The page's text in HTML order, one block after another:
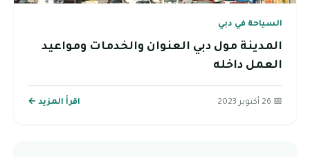
السياحة في دبي
المدينة مول دبي العنوان والخدمات ومواعيد
العمل داخله
📅 26 أكتوبر 2023 اقرأ المزيد ←